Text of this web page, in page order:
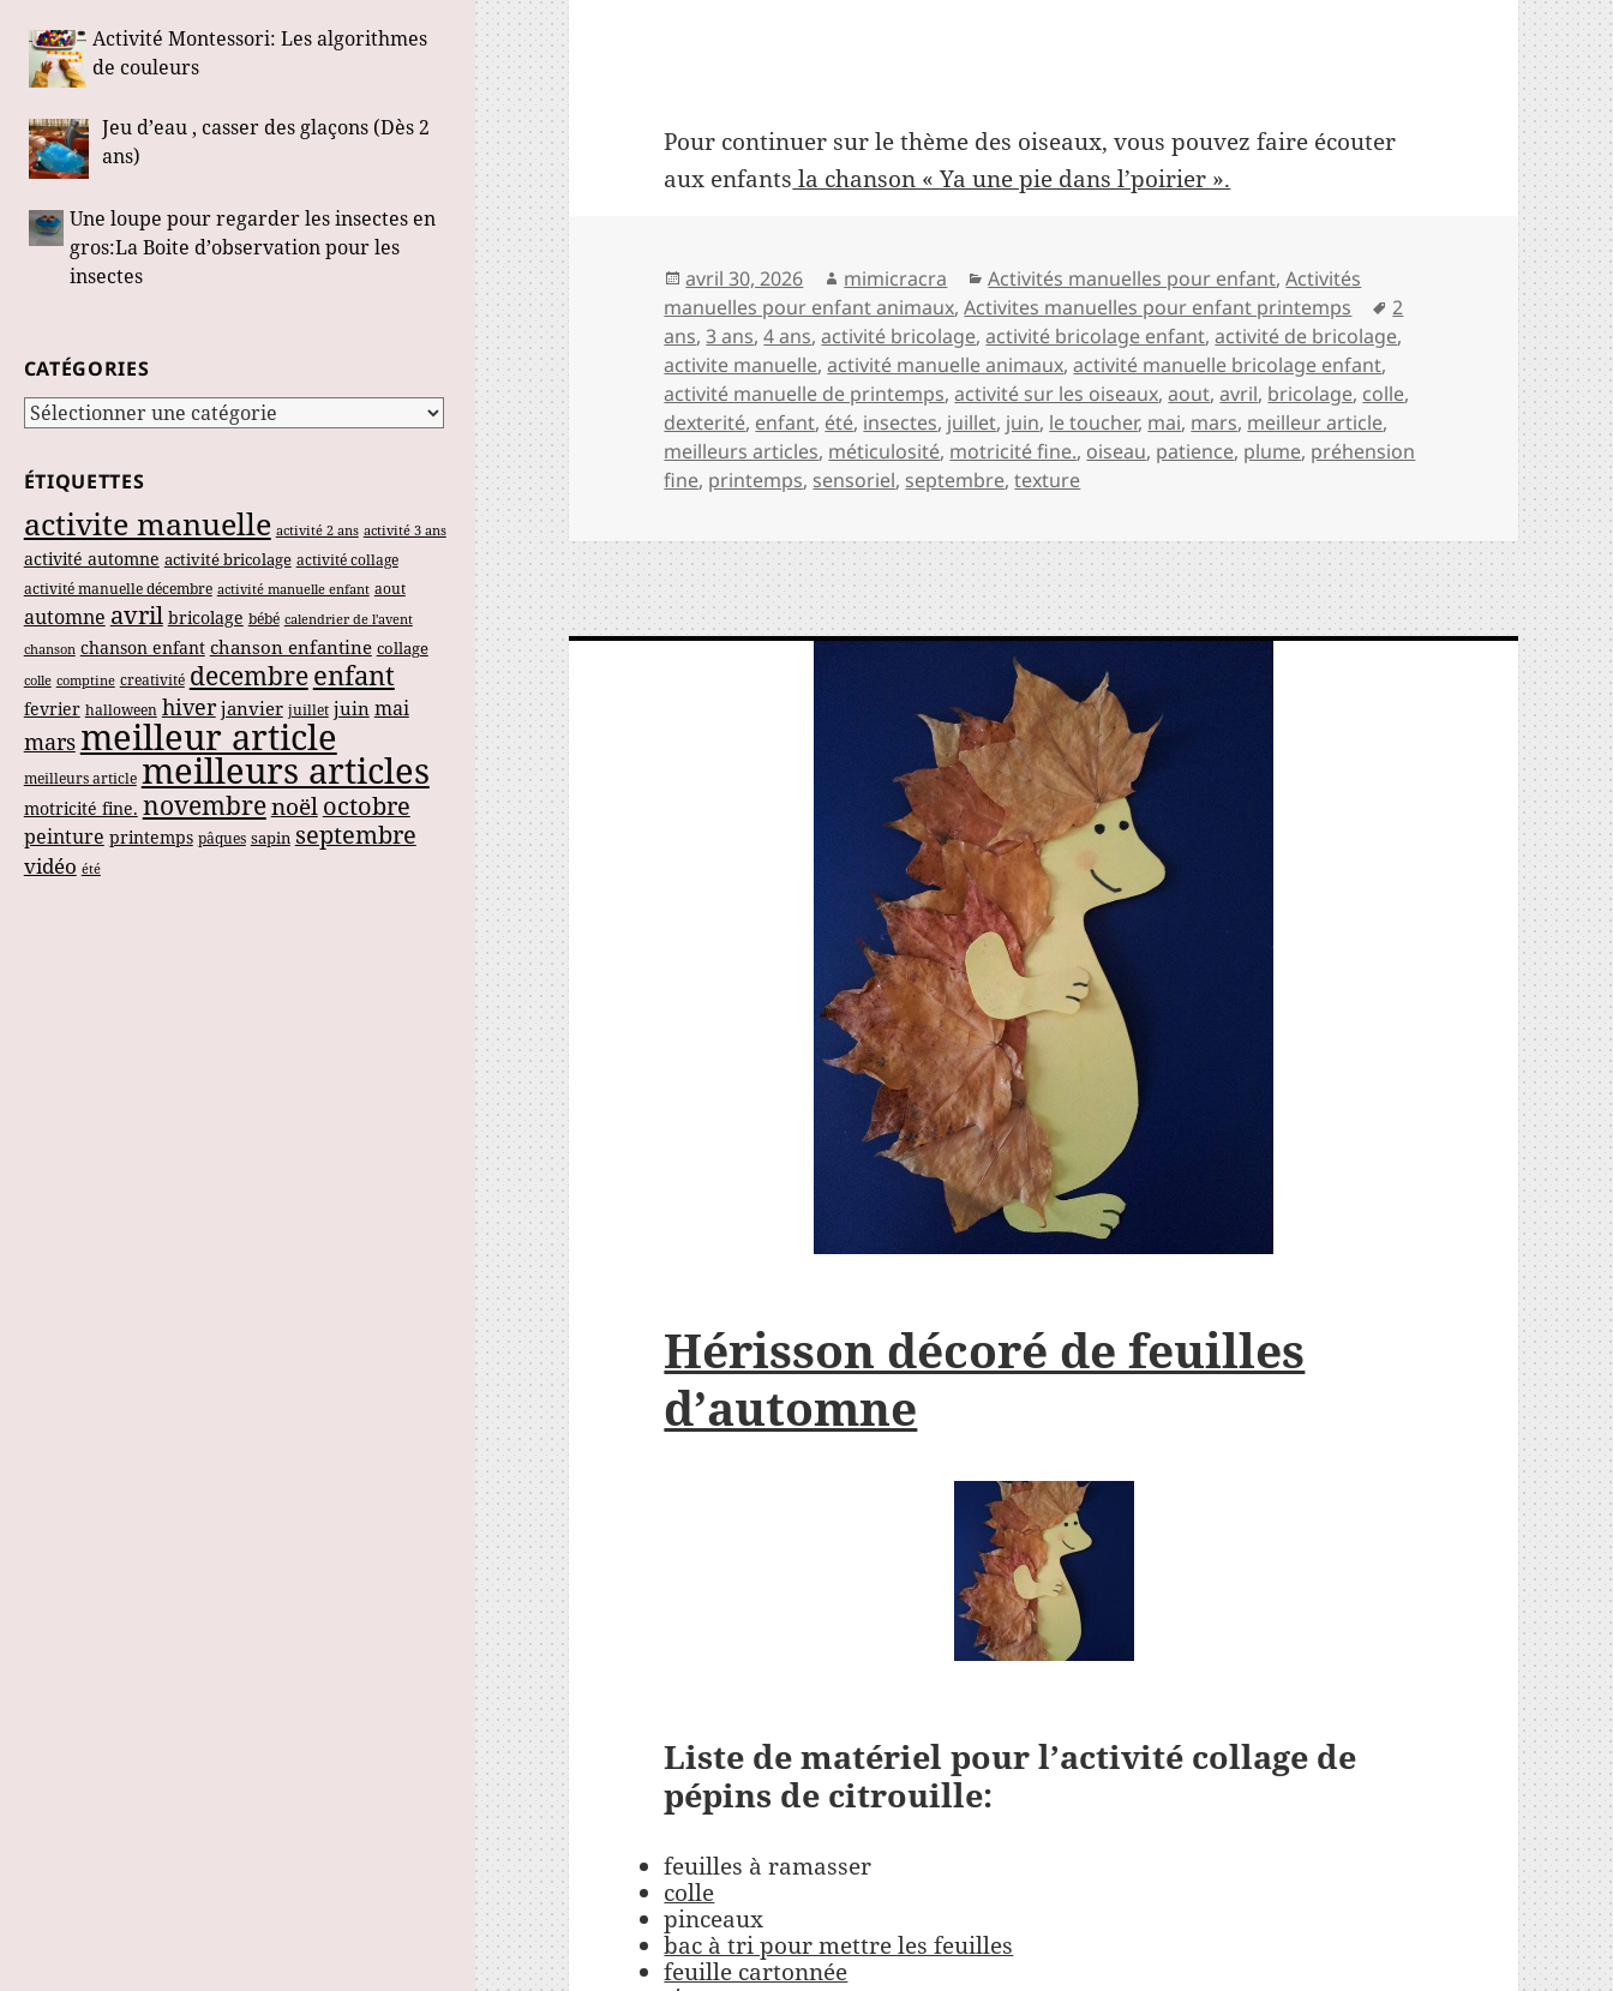
Activité Montessori: Les algorithmes
de couleurs
Jeu d’eau , casser des glaçons (Dès 2
ans)
Une loupe pour regarder les insectes en
gros:La Boite d’observation pour les
insectes
CATÉGORIES
Catégories
ÉTIQUETTES
activite manuelle activité 2 ans activité 3 ans
activité automne activité bricolage activité collage
activité manuelle décembre activité manuelle enfant aout
automne avril bricolage bébé calendrier de l'avent
chanson chanson enfant chanson enfantine collage
colle comptine creativité decembreenfant
fevrier halloween hiver janvier juillet juin mai
marsmeilleur article
meilleurs article meilleurs articles
motricité fine. novembrenoëloctobre
peinture printemps pâques sapin septembre
vidéo été
Pour continuer sur le thème des oiseaux, vous pouvez faire écouter
aux enfants la chanson « Ya une pie dans l’poirier ».
Publié
le
avril 30, 2026 Auteur
mimicracra Catégories
Activités manuelles pour enfant,Activités
manuelles pour enfant animaux,Activites manuelles pour enfant printemps
Mots-
clés
2
ans,3 ans,4 ans,activité bricolage,activité bricolage enfant,activité de bricolage,
activite manuelle,activité manuelle animaux,activité manuelle bricolage enfant,
activité manuelle de printemps,activité sur les oiseaux,aout,avril, bricolage, colle,
dexterité, enfant, été, insectes, juillet, juin, le toucher, mai, mars, meilleur article,
meilleurs articles, méticulosité, motricité fine., oiseau, patience, plume, préhension
fine, printemps, sensoriel, septembre,texture
Hérisson décoré de feuilles
d’automne
Liste de matériel pour l’activité collage de
pépins de citrouille:
feuilles à ramasser
colle
pinceaux
bac à tri pour mettre les feuilles
feuille cartonnée